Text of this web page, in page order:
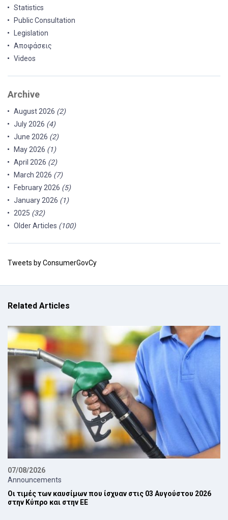
Statistics
Public Consultation
Legislation
Αποφάσεις
Videos
Archive
August 2026 (2)
July 2026 (4)
June 2026 (2)
May 2026 (1)
April 2026 (2)
March 2026 (7)
February 2026 (5)
January 2026 (1)
2025 (32)
Older Articles (100)
Tweets by ConsumerGovCy
Related Articles
07/08/2026
Announcements
Οι τιμές των καυσίμων που ίσχυαν στις 03 Αυγούστου 2026
στην Κύπρο και στην ΕΕ